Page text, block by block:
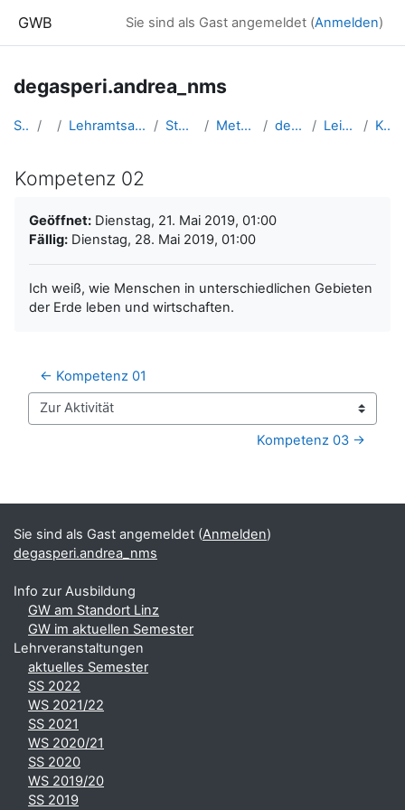
GWB Sie sind als Gast angemeldet (Anmelden)
degasperi.andrea_nms
Startseite Kurse Lehramtsausbildung GW im Cluster Österreich Mitte Studentische Lernkurse Methodik der NMS - 2019 SS degasperi.andrea_nms Leistungsdokumentation Kompetenz 02
Kompetenz 02
Geöffnet: Dienstag, 21. Mai 2019, 01:00
Fällig: Dienstag, 28. Mai 2019, 01:00
Ich weiß, wie Menschen in unterschiedlichen Gebieten
der Erde leben und wirtschaften.
← Kompetenz 01
Zur Aktivität
Kompetenz 03 →
Ergänzungsblöcke
Sie sind als Gast angemeldet (Anmelden)
degasperi.andrea_nms
Info zur Ausbildung
GW am Standort Linz
GW im aktuellen Semester
Lehrveranstaltungen
aktuelles Semester
SS 2022
WS 2021/22
SS 2021
WS 2020/21
SS 2020
WS 2019/20
SS 2019